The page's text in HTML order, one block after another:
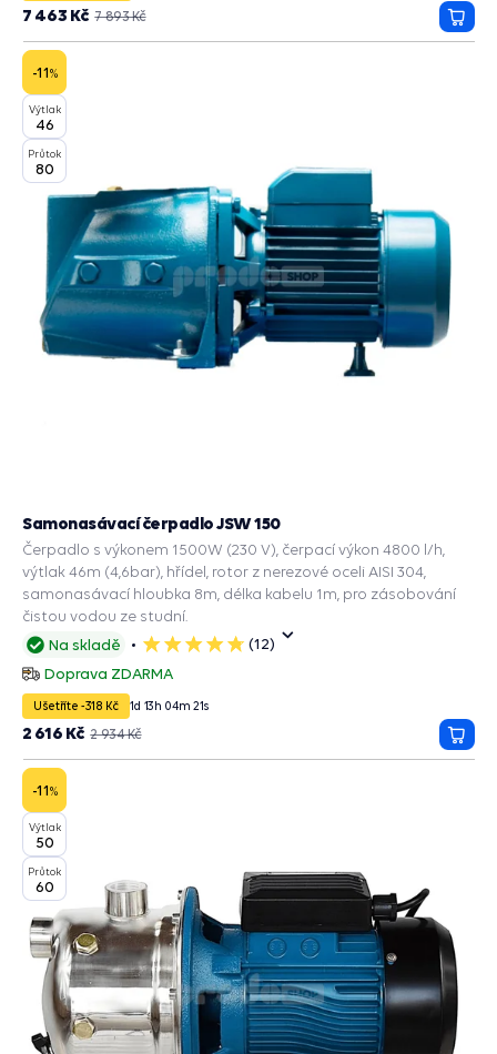
7 893 Kč
7 463 Kč
do
-11%
Výtlak
46
Průtok
80
Na skladě
5
hvězdiček
(12)
Doprava ZDARMA
Samonasávací čerpadlo JSW 150
Čerpadlo s výkonem 1500W (230 V), čerpací výkon 4800 l/h,
výtlak 46m (4,6bar), hřídel, rotor z nerezové oceli AISI 304,
samonasávací hloubka 8m, délka kabelu 1m, pro zásobování
čistou vodou ze studní.
Ušetříte -318 Kč 1d 13h 04m 20s
2 934 Kč
2 616 Kč
do
-11%
Výtlak
50
Průtok
60